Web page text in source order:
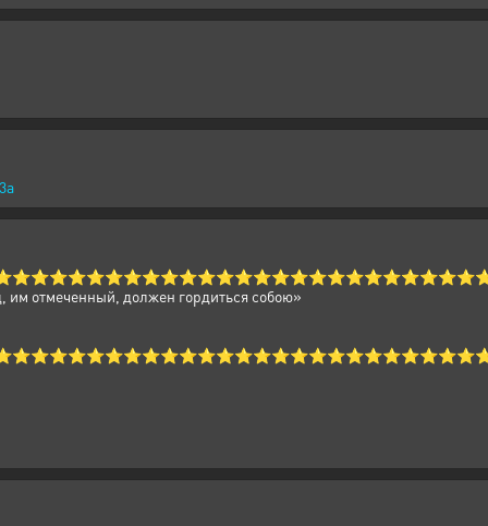
им отмеченный, должен гордиться собою»